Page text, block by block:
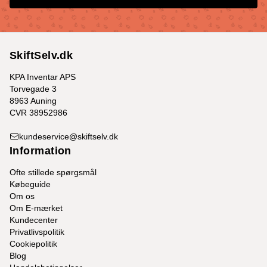
SkiftSelv.dk
KPA Inventar APS
Torvegade 3
8963 Auning
CVR 38952986
kundeservice@skiftselv.dk
Information
Ofte stillede spørgsmål
Købeguide
Om os
Om E-mærket
Kundecenter
Privatlivspolitik
Cookiepolitik
Blog